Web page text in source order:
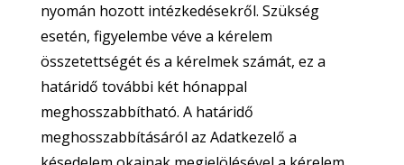
nyomán hozott intézkedésekről. Szükség
esetén, figyelembe véve a kérelem
összetettségét és a kérelmek számát, ez a
határidő további két hónappal
meghosszabbítható. A határidő
meghosszabbításáról az Adatkezelő a